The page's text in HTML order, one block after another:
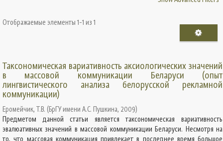
Отображаемые элементы 1-1 из 1
Таксономическая вариативность аксиологических значений
в массовой коммуникации Беларуси (опыт
лингвистического анализа белорусской рекламной
коммуникации)
Еромейчик, Т.В. (БрГУ имени А.С. Пушкина, 2009)
Предметом данной статьи является таксономическая вариативность
эвалюативных значений в массовой коммуникации Беларуси. Несмотря на
то, что массовая коммуникация привлекает в последнее время большое